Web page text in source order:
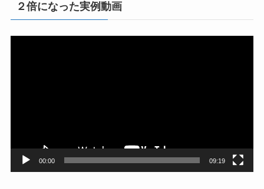
２倍になった実例動画
00:00 09:19